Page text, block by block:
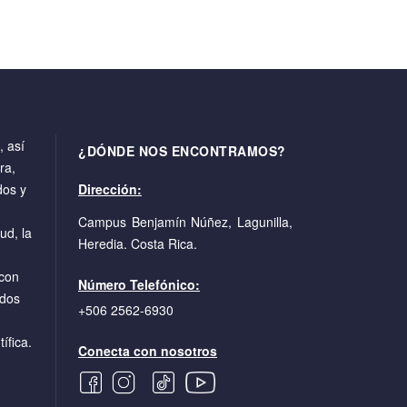
así
y
la
¿DÓNDE NOS ENCONTRAMOS?
Dirección:
Campus Benjamín Núñez, Lagunilla,
Heredia. Costa Rica.
Número Telefónico:
+506 2562-6930
Conecta con nosotros